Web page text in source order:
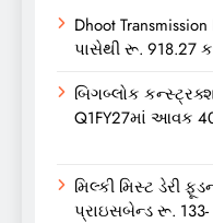
Dhoot
પાસેથી રૂ. 918.27
બિગબ્લોક
Q1FY27માં આવક
મિલ્કી મિસ્ટ ડેરી
પ્રાઇસબેન્ડ રૂ. 133-